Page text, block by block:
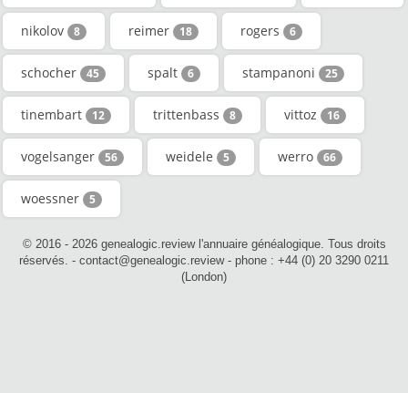
nikolov 8 reimer 18 rogers 6
schocher 45 spalt 6 stampanoni 25
tinembart 12 trittenbass 8 vittoz 16
vogelsanger 56 weidele 5 werro 66
woessner 5
© 2016 - 2026 genealogic.review l'annuaire généalogique. Tous droits
réservés. - contact@genealogic.review - phone : +44 (0) 20 3290 0211
(London)